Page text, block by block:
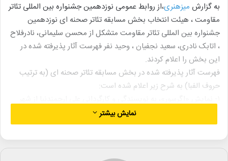
به گزارش میزهنری،از روابط عمومی نوزدهمین جشنواره بین المللی تئاتر
مقاومت ، هیئت انتخاب بخش مسابقه تئاتر صحنه ای نوزدهمین
جشنواره بین المللی تئاتر مقاومت متشکل از محسن سلیمانی، نادرفلاح
، اتابک نادری، سعید نجفیان ، وحید نفر فهرست آثار پذیرفته شده در
این بخش را اعلام کردند.
فهرست آثار پذیرفته شده در بخش مسابقه تئاتر صحنه ای (به ترتیب
حروف الفبا) به شرح زیر اعلام شده است:
۲- نمایش «با من بمان» به نویسندگی و کارگردانی پدرام رحمانی از شهر
ارومیه – استان آذربایجان غربی
۳- نمایش «پروانه بر ناقوس»، به نویسندگی فارس باقری و کارگردانی
نمایش بیشتر